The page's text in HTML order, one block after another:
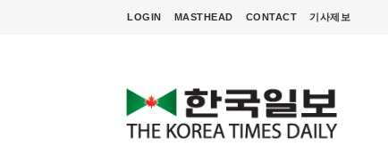
LOGIN MASTHEAD CONTACT 기사제보